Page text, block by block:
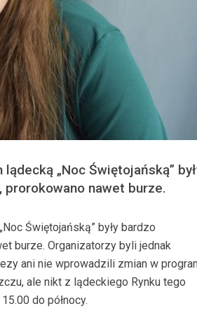
„Noc Świętojańską”
prorokowano nawet burze.
Świętojańską” były bardzo
burze. Organizatorzy byli jednak
ani nie wprowadzili zmian w
ale nikt z lądeckiego Rynku tego
do północy.